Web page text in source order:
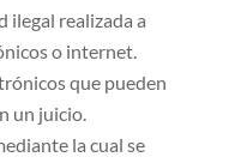
ilegal realizada a
o internet.
que pueden
un juicio.
la cual se